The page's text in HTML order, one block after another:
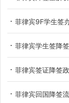
菲律宾9F学生签
菲律宾学生签降
菲律宾签证降签政策全解
菲律宾回国降签